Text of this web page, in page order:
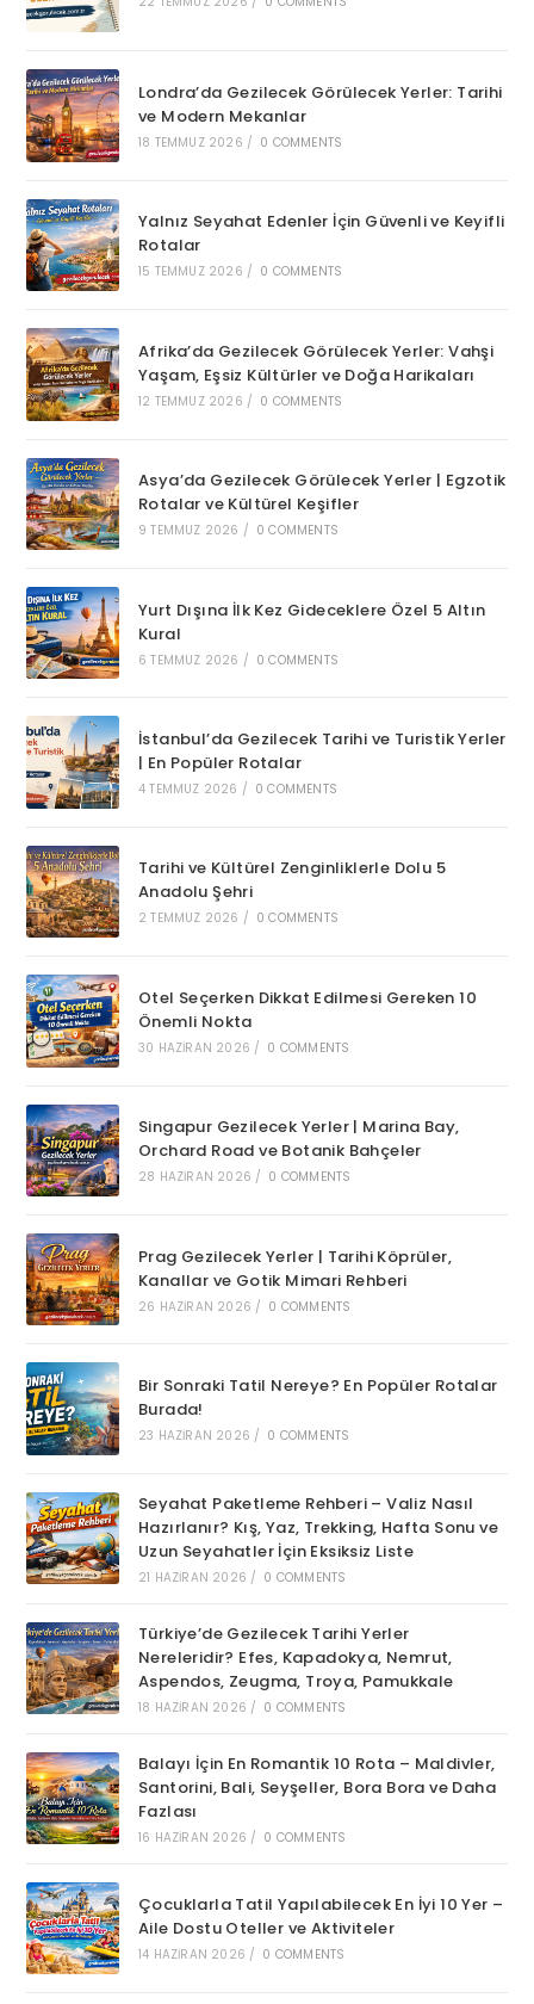
Londra’da Gezilecek Görülecek Yerler: Tarihi
ve Modern Mekanlar
18 TEMMUZ 2026 / 0 COMMENTS
Yalnız Seyahat Edenler İçin Güvenli ve Keyifli
Rotalar
15 TEMMUZ 2026 / 0 COMMENTS
Afrika’da Gezilecek Görülecek Yerler: Vahşi
Yaşam, Eşsiz Kültürler ve Doğa Harikaları
12 TEMMUZ 2026 / 0 COMMENTS
Asya’da Gezilecek Görülecek Yerler | Egzotik
Rotalar ve Kültürel Keşifler
9 TEMMUZ 2026 / 0 COMMENTS
Yurt Dışına İlk Kez Gideceklere Özel 5 Altın
Kural
6 TEMMUZ 2026 / 0 COMMENTS
İstanbul’da Gezilecek Tarihi ve Turistik Yerler
| En Popüler Rotalar
4 TEMMUZ 2026 / 0 COMMENTS
Tarihi ve Kültürel Zenginliklerle Dolu 5
Anadolu Şehri
2 TEMMUZ 2026 / 0 COMMENTS
Otel Seçerken Dikkat Edilmesi Gereken 10
Önemli Nokta
30 HAZIRAN 2026 / 0 COMMENTS
Singapur Gezilecek Yerler | Marina Bay,
Orchard Road ve Botanik Bahçeler
28 HAZIRAN 2026 / 0 COMMENTS
Prag Gezilecek Yerler | Tarihi Köprüler,
Kanallar ve Gotik Mimari Rehberi
26 HAZIRAN 2026 / 0 COMMENTS
Bir Sonraki Tatil Nereye? En Popüler Rotalar
Burada!
23 HAZIRAN 2026 / 0 COMMENTS
Seyahat Paketleme Rehberi – Valiz Nasıl
Hazırlanır? Kış, Yaz, Trekking, Hafta Sonu ve
Uzun Seyahatler İçin Eksiksiz Liste
21 HAZIRAN 2026 / 0 COMMENTS
Türkiye’de Gezilecek Tarihi Yerler
Nereleridir? Efes, Kapadokya, Nemrut,
Aspendos, Zeugma, Troya, Pamukkale
18 HAZIRAN 2026 / 0 COMMENTS
Balayı İçin En Romantik 10 Rota – Maldivler,
Santorini, Bali, Seyşeller, Bora Bora ve Daha
Fazlası
16 HAZIRAN 2026 / 0 COMMENTS
Çocuklarla Tatil Yapılabilecek En İyi 10 Yer –
Aile Dostu Oteller ve Aktiviteler
14 HAZIRAN 2026 / 0 COMMENTS